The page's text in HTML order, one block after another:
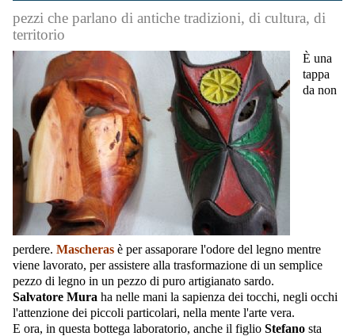
pezzi che parlano di antiche tradizioni, di cultura, di
territorio
È una
tappa
da non
perdere. Mascheras è per assaporare l'odore del legno mentre
viene lavorato, per assistere alla trasformazione di un semplice
pezzo di legno in un pezzo di puro artigianato sardo.
Salvatore Mura ha nelle mani la sapienza dei tocchi, negli occhi
l'attenzione dei piccoli particolari, nella mente l'arte vera.
E ora, in questa bottega laboratorio, anche il figlio Stefano sta